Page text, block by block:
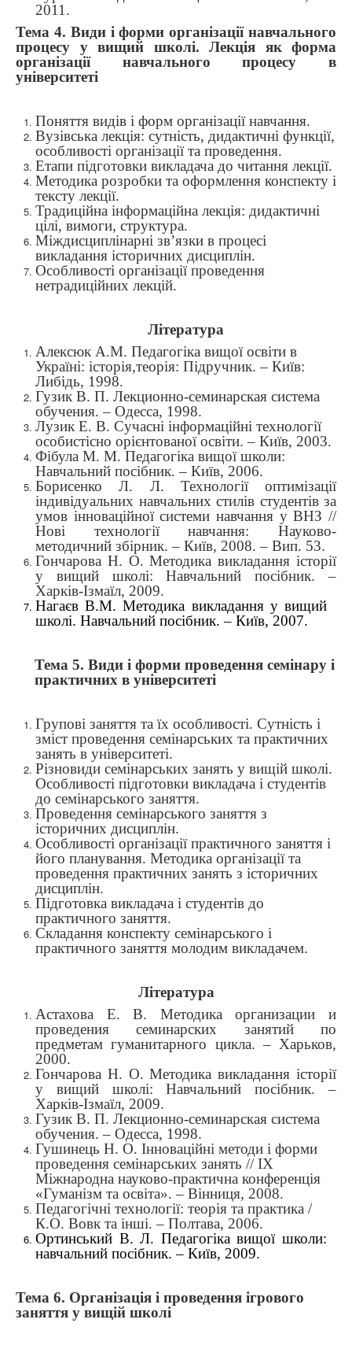
2011.
Тема 4. Види і форми організації навчального
процесу у вищий школі. Лекція як форма
організації навчального процесу в
університеті
Поняття видів і форм організації навчання.
Вузівська лекція: сутність, дидактичні функції,
особливості організації та проведення.
Етапи підготовки викладача до читання лекції.
Методика розробки та оформлення конспекту і
тексту лекції.
Традиційна інформаційна лекція: дидактичні
цілі, вимоги, структура.
Міждисциплінарні зв’язки в процесі
викладання історичних дисциплін.
Особливості організації проведення
нетрадиційних лекцій.
Література
Алексюк А.М. Педагогіка вищої освіти в
Україні: історія,теорія: Підручник. – Київ:
Либідь, 1998.
Гузик В. П. Лекционно-семинарская система
обучения. – Одесса, 1998.
Лузик Е. В. Сучасні інформаційні технології
особистісно орієнтованої освіти. – Київ, 2003.
Фібула М. М. Педагогіка вищої школи:
Навчальний посібник. – Київ, 2006.
Борисенко Л. Л. Технології оптимізації
індивідуальних навчальних стилів студентів за
умов інноваційної системи навчання у ВНЗ //
Нові технології навчання: Науково-
методичний збірник. – Київ, 2008. – Вип. 53.
Гончарова Н. О. Методика викладання історії
у вищий школі: Навчальний посібник. –
Харків-Ізмаїл, 2009.
Нагаєв В.М. Методика викладання у вищий
школі. Навчальний посібник. – Київ, 2007.
Тема 5. Види і форми проведення семінару і
практичних в університеті
Групові заняття та їх особливості. Сутність і
зміст проведення семінарських та практичних
занять в університеті.
Різновиди семінарських занять у вищій школі.
Особливості підготовки викладача і студентів
до семінарського заняття.
Проведення семінарського заняття з
історичних дисциплін.
Особливості організації практичного заняття і
його планування. Методика організації та
проведення практичних занять з історичних
дисциплін.
Підготовка викладача і студентів до
практичного заняття.
Складання конспекту семінарського і
практичного заняття молодим викладачем.
Література
Астахова Е. В. Методика организации и
проведения семинарских занятий по
предметам гуманитарного цикла. – Харьков,
2000.
Гончарова Н. О. Методика викладання історії
у вищий школі: Навчальний посібник. –
Харків-Ізмаїл, 2009.
Гузик В. П. Лекционно-семинарская система
обучения. – Одесса, 1998.
Гушинець Н. О. Інноваційні методи і форми
проведення семінарських занять // ІХ
Міжнародна науково-практична конференція
«Гуманізм та освіта». – Вінниця, 2008.
Педагогічні технології: теорія та практика /
К.О. Вовк та інші. – Полтава, 2006.
Ортинський В. Л. Педагогіка вищої школи:
навчальний посібник. – Київ, 2009.
Тема 6. Організація і проведення ігрового
заняття у вищій школі